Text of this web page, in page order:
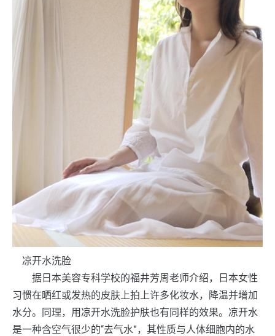
凉开水洗脸
据日本美容专科学校的福井芳周老师介绍，日本女性
习惯在晒红或发热的皮肤上拍上许多化妆水，降温并增加
水分。同理，用凉开水洗脸护肤也有同样的效果。凉开水
是一种含空气很少的“去气水”，其性质与人体细胞内的水